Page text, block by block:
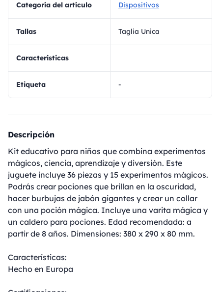
Categoría del artículo Dispositivos
Tallas Taglia Unica
Caracteristicas
Etiqueta -
Descripción
Kit educativo para niños que combina experimentos
mágicos, ciencia, aprendizaje y diversión. Este
juguete incluye 36 piezas y 15 experimentos mágicos.
Podrás crear pociones que brillan en la oscuridad,
hacer burbujas de jabón gigantes y crear un collar
con una poción mágica. Incluye una varita mágica y
un caldero para pociones. Edad recomendada: a
partir de 8 años. Dimensiones: 380 x 290 x 80 mm.
Características:
Hecho en Europa